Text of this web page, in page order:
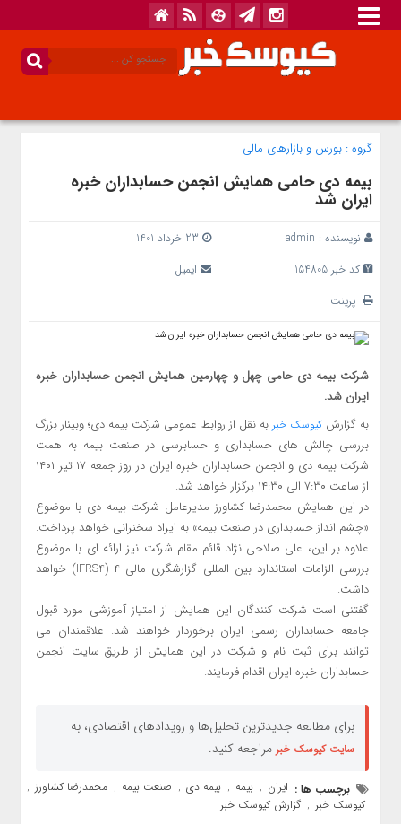
گروه : بورس و بازار‌های مالی
بیمه دی حامی همایش انجمن حسابداران خبره
ایران شد
نویسنده : admin
کد خبر 154805
ایمیل
پرینت
شرکت بیمه دی حامی چهل و چهارمین همایش انجمن حسابداران خبره
ایران شد.
به گزارش کیوسک خبر به نقل از روابط عمومی شرکت بیمه دی؛ وبینار بزرگ
بررسی چالش های حسابداری و حسابرسی در صنعت بیمه به همت
شرکت بیمه دی و انجمن حسابداران خبره ایران در روز جمعه ۱۷ تیر ۱۴۰۱
از ساعت ۷:۳۰ الی ۱۴:۳۰ برگزار خواهد شد.
در این همایش محمدرضا کشاورز مدیرعامل شرکت بیمه دی با موضوع
«چشم انداز حسابداری در صنعت بیمه» به ایراد سخنرانی خواهد پرداخت.
علاوه بر این، علی صلاحی نژاد قائم مقام شرکت نیز ارائه ای با موضوع
بررسی الزامات استاندارد بین المللی گزارشگری مالی ۴ (IFRS4) خواهد
داشت.
گفتنی است شرکت کنندگان این همایش از امتیاز آموزشی مورد قبول
جامعه حسابداران رسمی ایران برخوردار خواهند شد. علاقمندان می
توانند برای ثبت نام و شرکت در این همایش از طریق سایت انجمن
حسابداران خبره ایران اقدام فرمایند.
برای مطالعه جدیدترین تحلیل‌ها و رویدادهای اقتصادی، به
سایت کیوسک خبر مراجعه کنید.
برچسب ها : ایران , بیمه , بیمه دی , صنعت بیمه , محمدرضا کشاورز ,
کیوسک خبر , گزارش کیوسک خبر